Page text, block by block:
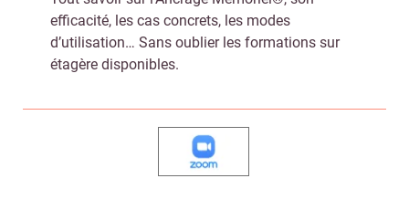
efficacité, les cas concrets, les modes
d’utilisation… Sans oublier les formations sur
étagère disponibles.